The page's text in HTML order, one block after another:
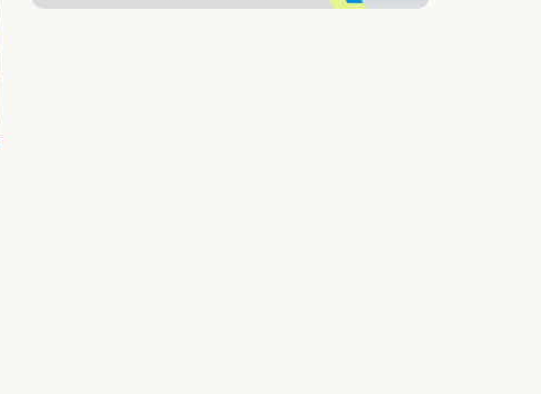
বেগমগঞ্জে সাব-রেজিস্ট্রি অফিসে